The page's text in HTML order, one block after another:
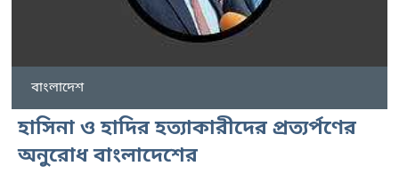
বাংলাদেশ
হাসিনা ও হাদির হত্যাকারীদের প্রত্যর্পণের
অনুরোধ বাংলাদেশের